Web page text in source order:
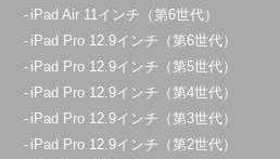
朝霞店
定休日：年中無休
080-3365-9909
iPad Air 11インチ（第6世代）
iPad Pro 12.9インチ（第6世代）
iPad Pro 12.9インチ（第5世代）
iPad Pro 12.9インチ（第4世代）
iPad Pro 12.9インチ（第3世代）
iPad Pro 12.9インチ（第2世代）